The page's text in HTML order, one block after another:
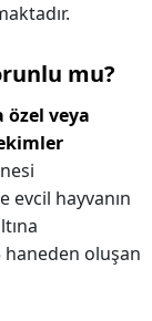
mu?
özel veya
hayvanın
oluşan